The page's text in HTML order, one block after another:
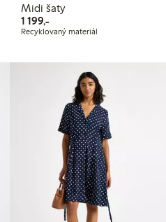
Midi šaty
1 199,-1 199,00 Kč
Recyklovaný materiál